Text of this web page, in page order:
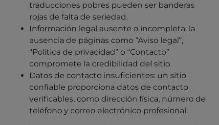
traducciones pobres pueden ser banderas
rojas de falta de seriedad.
Información legal ausente o incompleta: la
ausencia de páginas como “Aviso legal”,
“Política de privacidad” o “Contacto”
compromete la credibilidad del sitio.
Datos de contacto insuficientes: un sitio
confiable proporciona datos de contacto
verificables, como dirección física, número de
teléfono y correo electrónico profesional.